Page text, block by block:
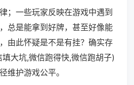
；一些玩家反映在游戏中遇到
总是能拿到好牌，甚至好像能
由此怀疑是不是有挂？确实存
大坑,微信跑得快,微信跑胡子)
维护游戏公平。